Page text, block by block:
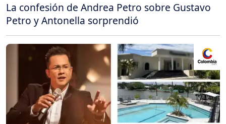
La confesión de Andrea Petro sobre Gustavo
Petro y Antonella sorprendió